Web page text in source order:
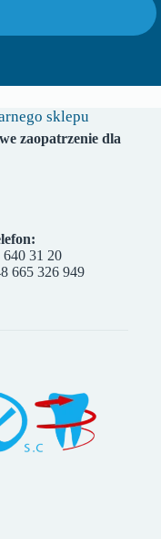
sklepu
zaopatrzenie dla
640 31 20
665 326 949